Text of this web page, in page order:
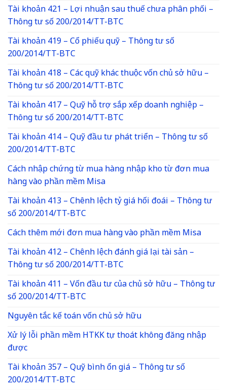
Tài khoản 421 – Lợi nhuận sau thuế chưa phân phối –
Thông tư số 200/2014/TT-BTC
Tài khoản 419 – Cổ phiếu quỹ – Thông tư số
200/2014/TT-BTC
Tài khoản 418 – Các quỹ khác thuộc vốn chủ sở hữu –
Thông tư số 200/2014/TT-BTC
Tài khoản 417 – Quỹ hỗ trợ sắp xếp doanh nghiệp –
Thông tư số 200/2014/TT-BTC
Tài khoản 414 – Quỹ đầu tư phát triển – Thông tư số
200/2014/TT-BTC
Cách nhập chứng từ mua hàng nhập kho từ đơn mua
hàng vào phần mềm Misa
Tài khoản 413 – Chênh lệch tỷ giá hối đoái – Thông tư
số 200/2014/TT-BTC
Cách thêm mới đơn mua hàng vào phần mềm Misa
Tài khoản 412 – Chênh lệch đánh giá lại tài sản –
Thông tư số 200/2014/TT-BTC
Tài khoản 411 – Vốn đầu tư của chủ sở hữu – Thông tư
số 200/2014/TT-BTC
Nguyên tắc kế toán vốn chủ sở hữu
Xử lý lỗi phần mềm HTKK tự thoát không đăng nhập
được
Tài khoản 357 – Quỹ bình ổn giá – Thông tư số
200/2014/TT-BTC